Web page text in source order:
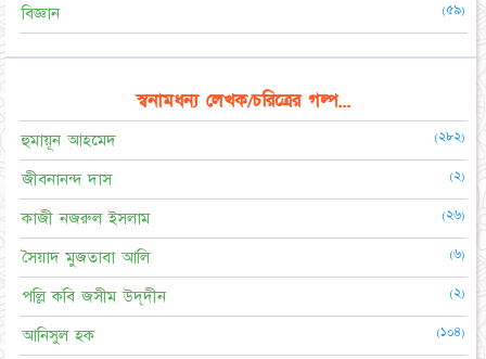
বিজ্ঞান (৫৯)
স্বনামধন্য লেখক/চরিত্রের গল্প...
হুমায়ূন আহমেদ (২৮২)
জীবনানন্দ দাস (২)
কাজী নজরুল ইসলাম (২৬)
সৈয়াদ মুজতাবা আলি (৬)
পল্লি কবি জসীম উদ্‌দীন (২)
আনিসুল হক (১০৪)